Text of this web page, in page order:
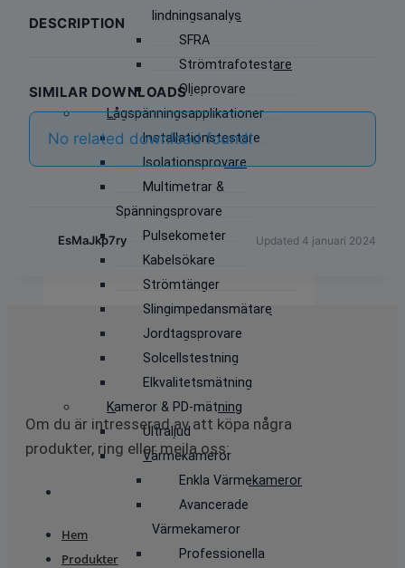
lindningsanalys
SFRA
Strömtrafotestare
Oljeprovare
Lågspänningsapplikationer
Installationstestare
Isolationsprovare
Multimetrar &
Spänningsprovare
Pulsekometer
Kabelsökare
Strömtänger
Slingimpedansmätare
Jordtagsprovare
Solcellstestning
Elkvalitetsmätning
Kameror & PD-mätning
Ultraljud
Värmekameror
Enkla Värmekameror
Avancerade
Värmekameror
Professionella
DESCRIPTION
SIMILAR DOWNLOADS
No related download found!
EsMaJkp7ry Updated 4 januari 2024
Om du är intresserad av att köpa några
produkter, ring eller mejla oss:
Hem
Produkter